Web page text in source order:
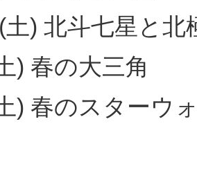
) 北斗七星と北
) 春の大三角
) 春のスターウ